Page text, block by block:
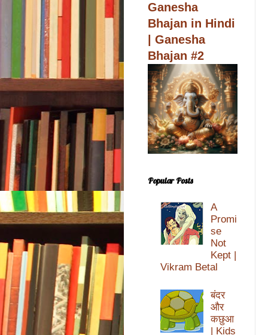
Ganesha
Bhajan in Hindi
| Ganesha
Bhajan #2
Popular Posts
A
Promi
se
Not
Kept |
Vikram Betal
बंदर
और
कछुआ
| Kids